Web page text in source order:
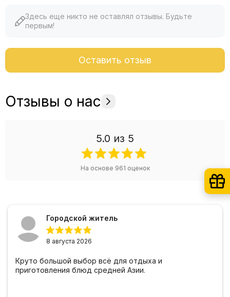
Здесь еще никто не оставлял отзывы. Будьте
первым!
Оставить отзыв
Отзывы о нас
5.0 из 5
На основе 961 оценок
Городской житель
8 августа 2026
Круто большой выбор всё для отдыха и
приготовления блюд средней Азии.